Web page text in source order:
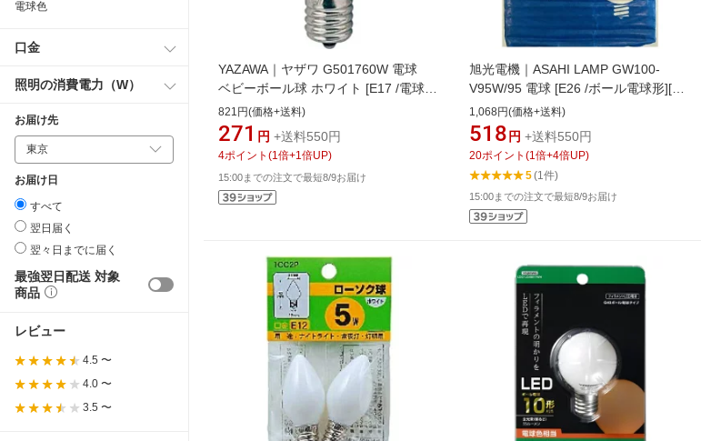
電球色
口金
照明の消費電力（W）
お届け先
お届け日
すべて
翌日届く
翌々日までに届く
最強翌日配送 対象
商品
レビュー
4.5 〜
4.0 〜
3.5 〜
YAZAWA｜ヤザワ G501760W 電球
ベビーボール球 ホワイト [E17 /電球色
/1個 /ボール電球形][G501760W]
821円(価格+送料)
271 円 +送料550円
4ポイント (1 倍+1 倍UP)
15:00までの注文で最短8/9お届け
旭光電機｜ASAHI LAMP GW100-
V95W/95 電球 [E26 /ボール電球形][ア
サヒボールキュウGW100V95W]
1,068円(価格+送料)
518 円 +送料550円
20ポイント (1 倍+4倍UP)
5(1件)
15:00までの注文で最短8/9お届け